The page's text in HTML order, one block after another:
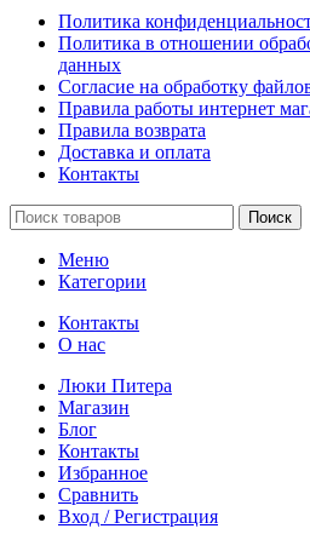
Политика
Политика в отношении
данных
Согласие на обработку
Правила работы интернет
Правила возврата
Доставка и оплата
Контакты
Поиск
Меню
Категории
Контакты
О нас
Люки Питера
Магазин
Блог
Контакты
Избранное
Сравнить
Вход / Регистрация